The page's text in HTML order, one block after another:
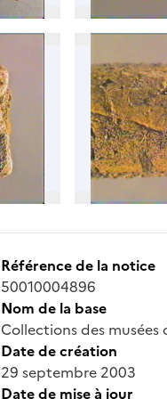
Référence de la notice
50010004896
Nom de la base
Collections des musées
Date de création
29 septembre 2003
Date de mise à jour